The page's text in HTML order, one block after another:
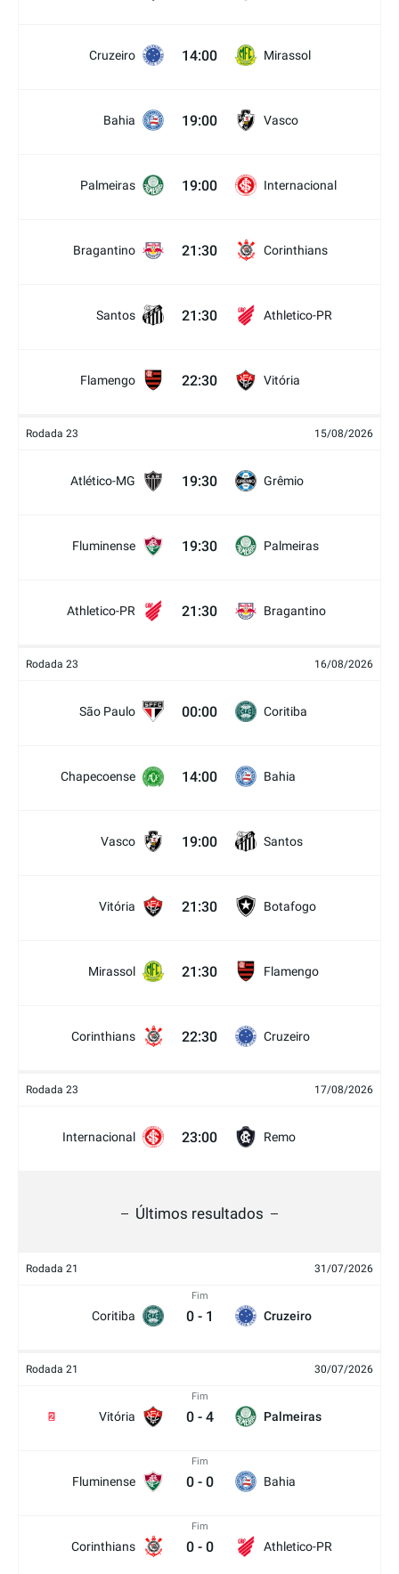
Cruzeiro 14:00 Mirassol
Bahia 19:00 Vasco
Palmeiras 19:00 Internacional
Bragantino 21:30 Corinthians
Santos 21:30 Athletico-PR
Flamengo 22:30 Vitória
Rodada 23 15/08/2026
Atlético-MG 19:30 Grêmio
Fluminense 19:30 Palmeiras
Athletico-PR 21:30 Bragantino
Rodada 23 16/08/2026
São Paulo 00:00 Coritiba
Chapecoense 14:00 Bahia
Vasco 19:00 Santos
Vitória 21:30 Botafogo
Mirassol 21:30 Flamengo
Corinthians 22:30 Cruzeiro
Rodada 23 17/08/2026
Internacional 23:00 Remo
Últimos resultados
Rodada 21 31/07/2026
Coritiba
Fim
0 - 1 Cruzeiro
Rodada 21 30/07/2026
Vitória
2
Fim
0 - 4 Palmeiras
Fluminense
Fim
0 - 0 Bahia
Corinthians
Fim
0 - 0 Athletico-PR